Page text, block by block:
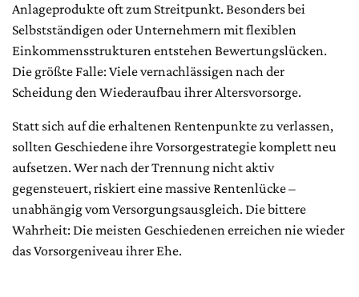
Anlageprodukte oft zum Streitpunkt. Besonders bei
Selbstständigen oder Unternehmern mit flexiblen
Einkommensstrukturen entstehen Bewertungslücken.
Die größte Falle: Viele vernachlässigen nach der
Scheidung den Wiederaufbau ihrer Altersvorsorge.
Statt sich auf die erhaltenen Rentenpunkte zu verlassen,
sollten Geschiedene ihre Vorsorgestrategie komplett neu
aufsetzen. Wer nach der Trennung nicht aktiv
gegensteuert, riskiert eine massive Rentenlücke –
unabhängig vom Versorgungsausgleich. Die bittere
Wahrheit: Die meisten Geschiedenen erreichen nie wieder
das Vorsorgeniveau ihrer Ehe.